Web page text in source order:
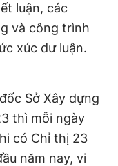
luận, các
và công trình
xúc dư luận.
Sở Xây dựng
thì mỗi ngày
có Chỉ thị 23
năm nay, vi